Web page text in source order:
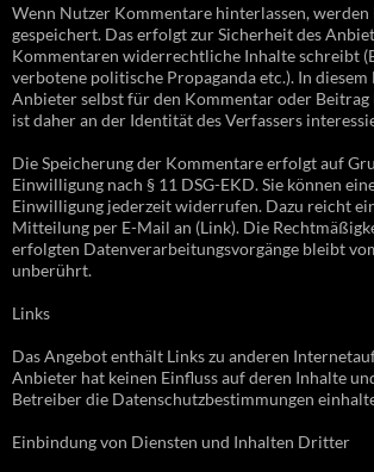
Wenn Nutzer Kommentare hinterlassen, werden
gespeichert. Das erfolgt zur Sicherheit des
Kommentaren widerrechtliche Inhalte schreibt
verbotene politische Propaganda etc.). In diesem
Anbieter selbst für den Kommentar oder Beitrag
ist daher an der Identität des Verfassers
Die Speicherung der Kommentare erfolgt auf
Einwilligung nach § 11 DSG-EKD. Sie können
Einwilligung jederzeit widerrufen. Dazu reicht
Mitteilung per E-Mail an (Link). Die
erfolgten Datenverarbeitungsvorgänge bleibt
unberührt.
Links
Das Angebot enthält Links zu anderen
Anbieter hat keinen Einfluss auf deren Inhalte
Betreiber die Datenschutzbestimmungen
Einbindung von Diensten und Inhalten Dritter